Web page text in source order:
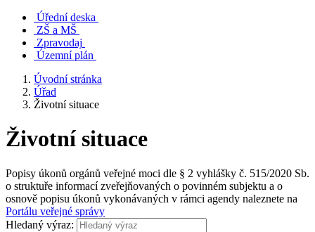
Úřední deska
ZŠ a MŠ
Zpravodaj
Územní plán
Úvodní stránka
Úřad
Životní situace
Životní situace
Popisy úkonů orgánů veřejné moci dle § 2 vyhlášky č. 515/2020 Sb.
o struktuře informací zveřejňovaných o povinném subjektu a o
osnově popisu úkonů vykonávaných v rámci agendy naleznete na
Portálu veřejné správy
Hledaný výraz: